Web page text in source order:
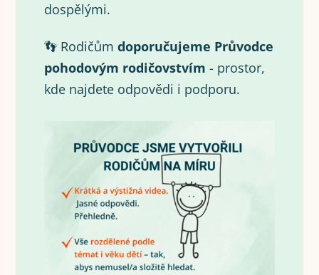
dospělými.
👣 Rodičůmdoporučujeme Průvodce
pohodovým rodičovstvím - prostor,
kde najdete odpovědi i podporu.